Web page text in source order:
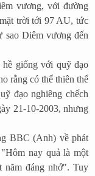
vương, với đường
trời tới 97 AU, tức
sao Diêm vương đến
giống với quỹ đạo
rằng có thể thiên thể
đạo nghiêng chếch
21-10-2003, nhưng
BBC (Anh) về phát
nay quả là một
năm đáng nhớ". Tuy